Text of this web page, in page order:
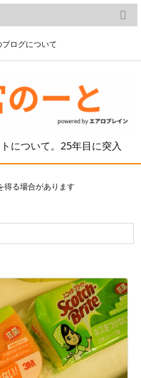
について。25年目に突入

メニュー

検索
ブログについて
得る場合があります